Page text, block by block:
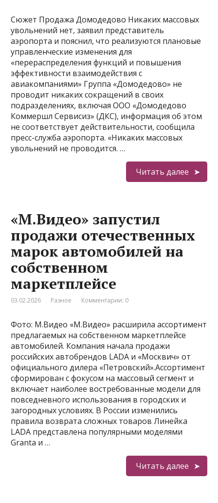
Сюжет Продажа Домодедово Никаких массовых
увольнений нет, заявил представитель
аэропорта и пояснил, что реализуются плановые
управленческие изменения для
«перераспределения функций и повышения
эффективности взаимодействия с
авиакомпаниями» Группа «Домодедово» не
проводит никаких сокращений в своих
подразделениях, включая ООО «Домодедово
Коммершл Сервисиз» (ДКС), информация об этом
не соответствует действительности, сообщила
пресс-служба аэропорта. «Никаких массовых
увольнений не проводится. …
Читать далее
«М.Видео» запустил
продажи отечественных
марок автомобилей на
собственном
маркетплейсе
03.02.2026 Разное Комментарии: 0
Фото: М.Видео «М.Видео» расширила ассортимент
предлагаемых на собственном маркетплейсе
автомобилей. Компания начала продажи
российских автобрендов LADA и «Москвич» от
официального дилера «Петровский».Ассортимент
сформирован с фокусом на массовый сегмент и
включает наиболее востребованные модели для
повседневного использования в городских и
загородных условиях. В России изменились
правила возврата сложных товаров Линейка
LADA представлена популярными моделями
Granta и …
Читать далее